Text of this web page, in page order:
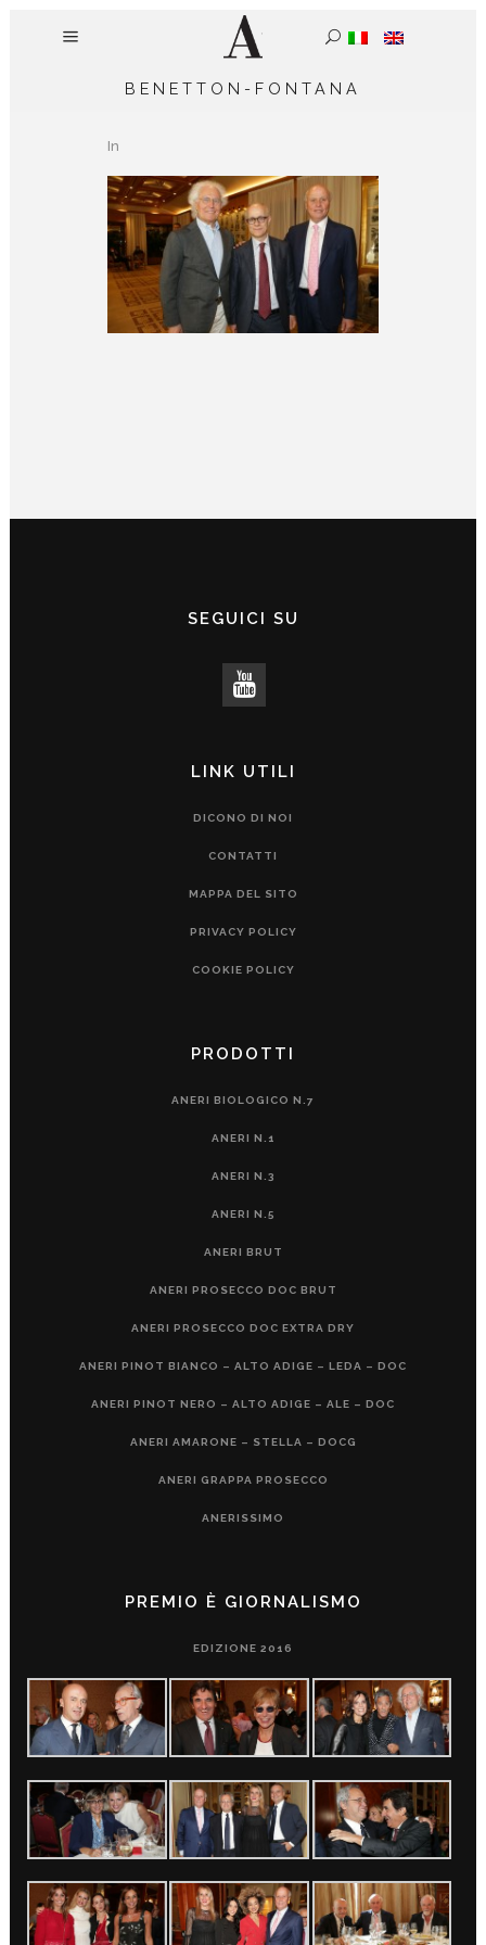
BENETTON-FONTANA
In
SEGUICI SU
LINK UTILI
DICONO DI NOI
CONTATTI
MAPPA DEL SITO
PRIVACY POLICY
COOKIE POLICY
PRODOTTI
ANERI BIOLOGICO N.7
ANERI N.1
ANERI N.3
ANERI N.5
ANERI BRUT
ANERI PROSECCO DOC BRUT
ANERI PROSECCO DOC EXTRA DRY
ANERI PINOT BIANCO – ALTO ADIGE – LEDA – DOC
ANERI PINOT NERO – ALTO ADIGE – ALE – DOC
ANERI AMARONE – STELLA – DOCG
ANERI GRAPPA PROSECCO
ANERISSIMO
PREMIO È GIORNALISMO
EDIZIONE 2016